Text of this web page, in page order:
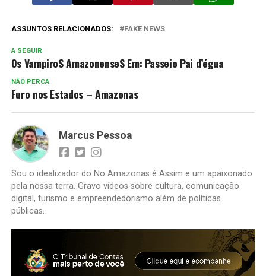
ASSUNTOS RELACIONADOS: FAKE NEWS
A SEGUIR
Os VampiroS AmazonenseS Em: Passeio Pai d’égua
NÃO PERCA
Furo nos Estados – Amazonas
Marcus Pessoa
Sou o idealizador do No Amazonas é Assim e um apaixonado
pela nossa terra. Gravo vídeos sobre cultura, comunicação
digital, turismo e empreendedorismo além de políticas
públicas.